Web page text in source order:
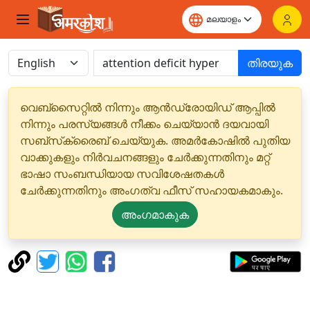
തിരയുക
വെബ്‌സൈറ്റിൽ നിന്നും ആൻഡ്രോയിഡ് ആപ്പിൽ
നിന്നും പരസ്യങ്ങൾ നീക്കം ചെയ്യാൻ ദയവായി
സബ്‌സ്‌ക്രൈബ് ചെയ്യുക. അമർകോഷിൽ പുതിയ
വാക്കുകളും നിർവചനങ്ങളും ചേർക്കുന്നതിനും മറ്റ്
ഭാഷാ സംബന്ധിയായ സവിശേഷതകൾ
ചേർക്കുന്നതിനും അംഗത്വ ഫീസ് സഹായകമാകും.
അംഗമാകുക